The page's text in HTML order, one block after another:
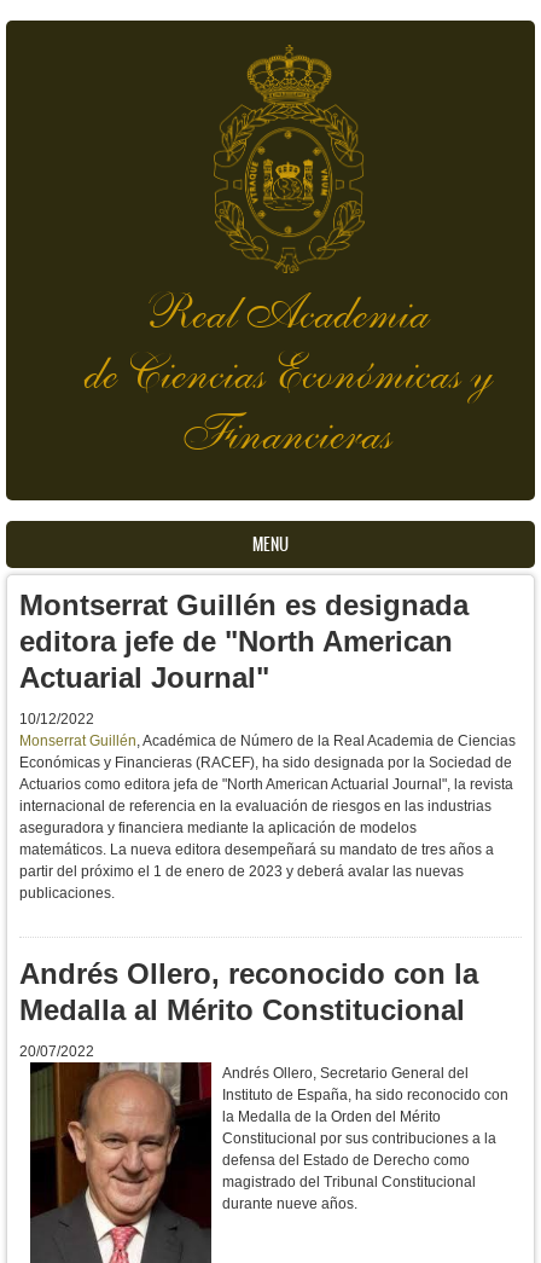
Real Academia
de Ciencias Económicas y
Financieras
MENU
Montserrat Guillén es designada
editora jefe de "North American
Actuarial Journal"
10/12/2022
Monserrat Guillén, Académica de Número de la Real Academia de Ciencias
Económicas y Financieras (RACEF), ha sido designada por la Sociedad de
Actuarios como editora jefa de "North American Actuarial Journal", la revista
internacional de referencia en la evaluación de riesgos en las industrias
aseguradora y financiera mediante la aplicación de modelos
matemáticos. La nueva editora desempeñará su mandato de tres años a
partir del próximo el 1 de enero de 2023 y deberá avalar las nuevas
publicaciones.
Andrés Ollero, reconocido con la
Medalla al Mérito Constitucional
20/07/2022
Andrés Ollero, Secretario General del
Instituto de España, ha sido reconocido con
la Medalla de la Orden del Mérito
Constitucional por sus contribuciones a la
defensa del Estado de Derecho como
magistrado del Tribunal Constitucional
durante nueve años.